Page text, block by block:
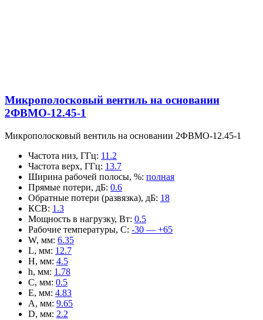
Микрополосковый вентиль на основании
2ФВМO-12.45-1
Микрополосковый вентиль на основании 2ФВМO-12.45-1
Частота низ, ГГц: 11.2
Частота верх, ГГц: 13.7
Ширина рабочей полосы, %: полная
Прямые потери, дБ: 0.6
Обратные потери (развязка), дБ: 18
КСВ: 1.3
Мощность в нагрузку, Вт: 0.5
Рабочие температуры, С: -30 — +65
W, мм: 6.35
L, мм: 12.7
H, мм: 4.5
h, мм: 1.78
C, мм: 0.5
E, мм: 4.83
A, мм: 9.65
D, мм: 2.2